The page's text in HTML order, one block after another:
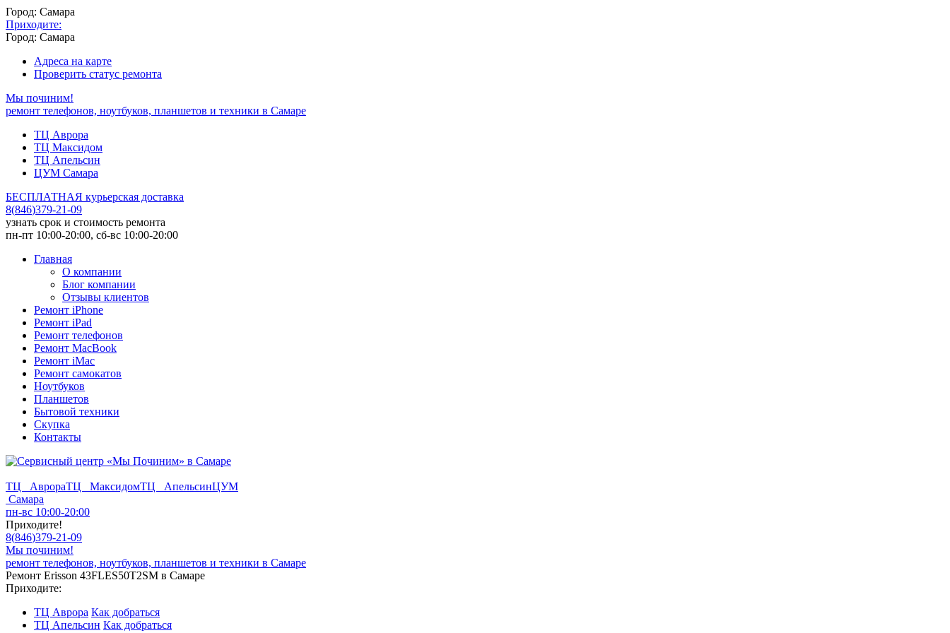
Город: Самара
Приходите:
Город: Самара
Адреса на карте
Проверить статус ремонта
Мы починим!
ремонт телефонов, ноутбуков, планшетов и техники в Самаре
ТЦ Аврора
ТЦ Максидом
ТЦ Апельсин
ЦУМ Самара
БЕСПЛАТНАЯ курьерская доставка
8(846)379-21-09
узнать срок и стоимость ремонта
пн-пт 10:00-20:00, сб-вс 10:00-20:00
Главная
О компании
Блог компании
Отзывы клиентов
Ремонт iPhone
Ремонт iPad
Ремонт телефонов
Ремонт MacBook
Ремонт iMac
Ремонт самокатов
Ноутбуков
Планшетов
Бытовой техники
Скупка
Контакты
ТЦ АврораТЦ МаксидомТЦ АпельсинЦУМ
Самара
пн-вс 10:00-20:00
Приходите!
8(846)379-21-09
Мы починим!
ремонт телефонов, ноутбуков, планшетов и техники в Самаре
Ремонт Erisson 43FLES50T2SM в Самаре
Приходите:
ТЦ Аврора Как добраться
ТЦ Апельсин Как добраться